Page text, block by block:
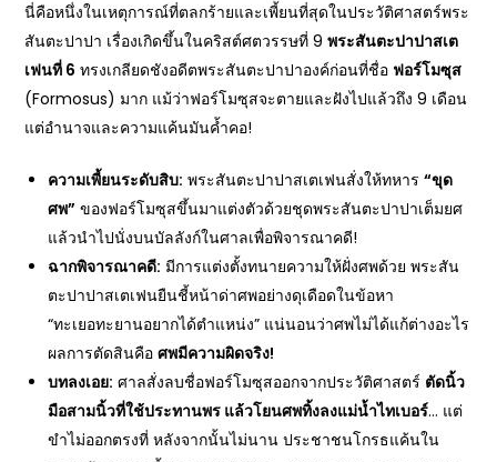
นี่คือหนึ่งในเหตุการณ์ที่ตลกร้ายและเพี้ยนที่สุดในประวัติศาสตร์พระ
สันตะปาปา เรื่องเกิดขึ้นในคริสต์ศตวรรษที่ 9พระสันตะปาปาสเต
เฟนที่ 6 ทรงเกลียดชังอดีตพระสันตะปาปาองค์ก่อนที่ชื่อ ฟอร์โมซุส
(Formosus) มาก แม้ว่าฟอร์โมซุสจะตายและฝังไปแล้วถึง 9 เดือน
แต่อำนาจและความแค้นมันค้ำคอ!
ความเพี้ยนระดับสิบ: พระสันตะปาปาสเตเฟนสั่งให้ทหาร“ขุด
ศพ” ของฟอร์โมซุสขึ้นมาแต่งตัวด้วยชุดพระสันตะปาปาเต็มยศ
แล้วนำไปนั่งบนบัลลังก์ในศาลเพื่อพิจารณาคดี!
ฉากพิจารณาคดี: มีการแต่งตั้งทนายความให้ฝั่งศพด้วย พระสัน
ตะปาปาสเตเฟนยืนชี้หน้าด่าศพอย่างดุเดือดในข้อหา
“ทะเยอทะยานอยากได้ตำแหน่ง” แน่นอนว่าศพไม่ได้แก้ต่างอะไร
ผลการตัดสินคือศพมีความผิดจริง!
บทลงเอย: ศาลสั่งลบชื่อฟอร์โมซุสออกจากประวัติศาสตร์ ตัดนิ้ว
มือสามนิ้วที่ใช้ประทานพร แล้วโยนศพทิ้งลงแม่น้ำไทเบอร์… แต่
ขำไม่ออกตรงที่ หลังจากนั้นไม่นาน ประชาชนโกรธแค้นใน